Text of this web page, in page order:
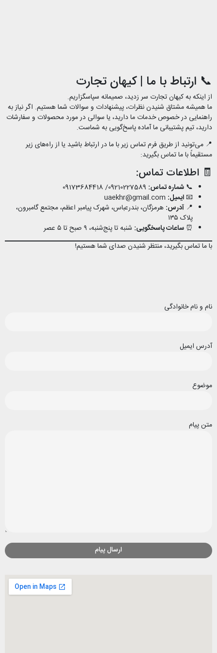
📞 ارتباط با ما | کیهان تجارت
از اینکه به کیهان تجارت سر زدید، صمیمانه سپاسگزاریم.
ما همیشه مشتاق شنیدن نظرات، پیشنهادات و سوالات شما هستیم. اگر نیاز به
راهنمایی در خصوص خدمات ما دارید، یا سوالی در مورد محصولات و سفارشات
دارید، تیم پشتیبانی ما آماده پاسخ‌گویی به شماست.
📍 می‌تونید از طریق فرم تماس زیر با ما در ارتباط باشید یا از راه‌های زیر
مستقیماً با ما تماس بگیرید:
🧾 اطلاعات تماس:
📞 شماره تماس:
📧ایمیل: uaekhr@gmail.com
📍 آدرس: هرمزگان، بندرعباس، شهرک پیامبر اعظم، مجتمع گامبرون،
پلاک ۱۳۵
⏰ ساعات پاسخگویی: شنبه تا پنج‌شنبه، ۹ صبح تا ۵ عصر
با ما تماس بگیرید، منتظر شنیدن صدای شما هستیم!
نام و نام خانوادگی
آدرس ایمیل
موضوع
متن پیام